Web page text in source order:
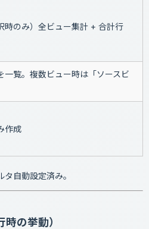
時のみ）全ビュー集計 + 合計行
一覧。複数ビュー時は「ソースビ
作成
自動設定済み。
の挙動）